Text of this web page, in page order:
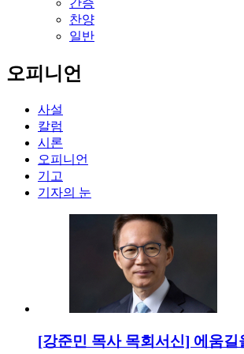
간증
찬양
일반
오피니언
사설
칼럼
시론
오피니언
기고
기자의 눈
[강준민 목사 목회서신] 에움